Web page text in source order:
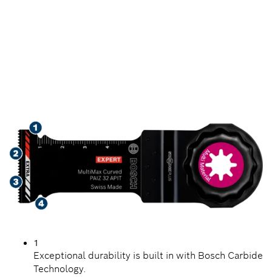
1
Exceptional durability is built in with Bosch Carbide
Technology.